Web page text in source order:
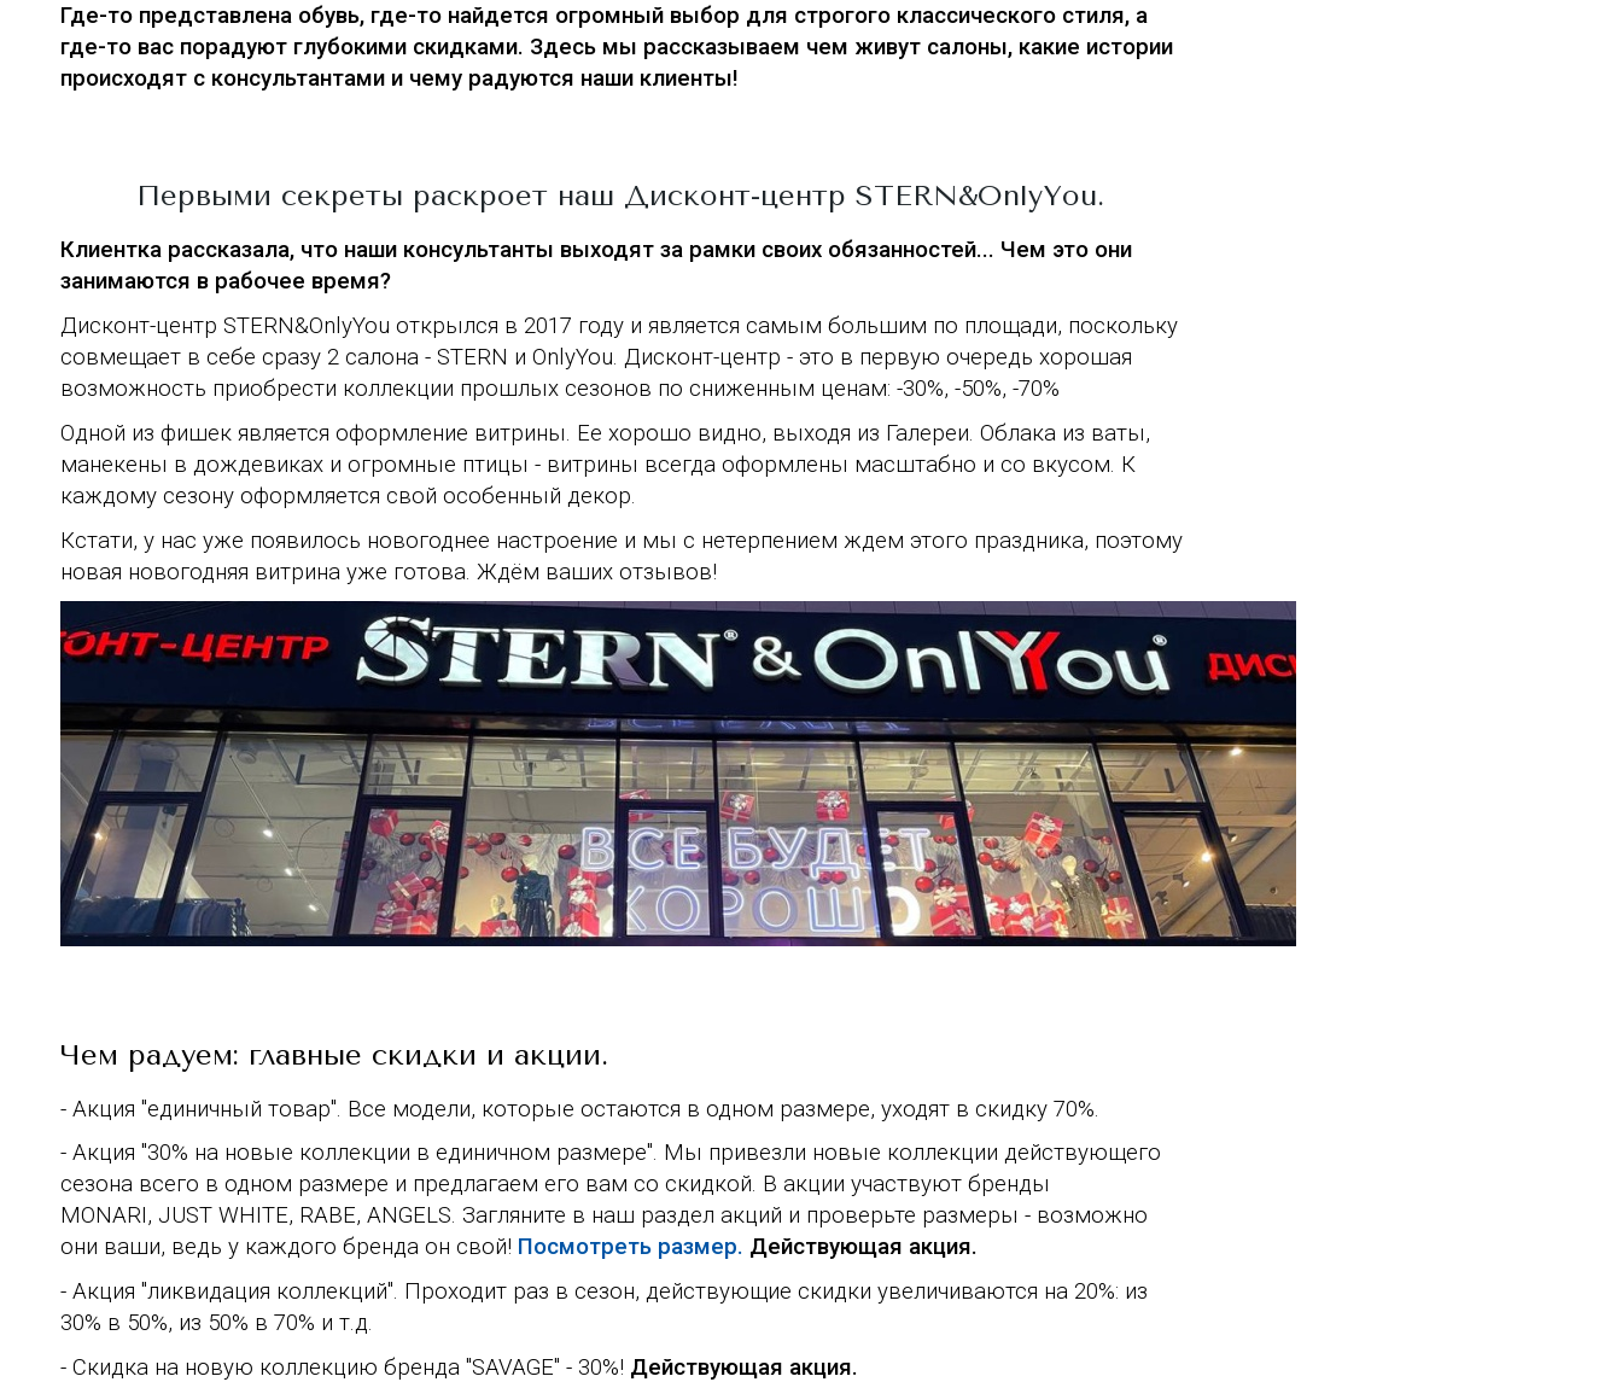
Где-то представлена обувь, где-то найдется огромный выбор для строгого классического стиля, а
где-то вас порадуют глубокими скидками. Здесь мы рассказываем чем живут салоны, какие истории
происходят с консультантами и чему радуются наши клиенты!
Первыми секреты раскроет наш Дисконт-центр STERN&OnlyYou.
Клиентка рассказала, что наши консультанты выходят за рамки своих обязанностей... Чем это они
занимаются в рабочее время?
Дисконт-центр STERN&OnlyYou открылся в 2017 году и является самым большим по площади, поскольку
совмещает в себе сразу 2 салона - STERN и OnlyYou. Дисконт-центр - это в первую очередь хорошая
возможность приобрести коллекции прошлых сезонов по сниженным ценам: -30%, -50%, -70%
Одной из фишек является оформление витрины. Ее хорошо видно, выходя из Галереи. Облака из ваты,
манекены в дождевиках и огромные птицы - витрины всегда оформлены масштабно и со вкусом. К
каждому сезону оформляется свой особенный декор.
Кстати, у нас уже появилось новогоднее настроение и мы с нетерпением ждем этого праздника, поэтому
новая новогодняя витрина уже готова. Ждём ваших отзывов!
Чем радуем: главные скидки и акции.
- Акция "единичный товар". Все модели, которые остаются в одном размере, уходят в скидку 70%.
- Акция "30% на новые коллекции в единичном размере". Мы привезли новые коллекции действующего
сезона всего в одном размере и предлагаем его вам со скидкой. В акции участвуют бренды
MONARI, JUST WHITE, RABE, ANGELS. Загляните в наш раздел акций и проверьте размеры - возможно
они ваши, ведь у каждого бренда он свой! Посмотреть размер. Действующая акция.
- Акция "ликвидация коллекций". Проходит раз в сезон, действующие скидки увеличиваются на 20%: из
30% в 50%, из 50% в 70% и т.д.
- Скидка на новую коллекцию бренда "SAVAGE" - 30%! Действующая акция.